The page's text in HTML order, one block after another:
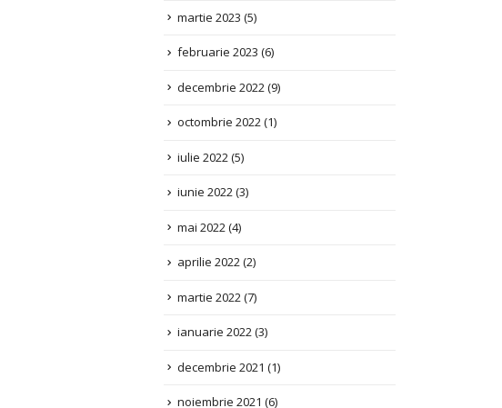
on the Rights...
februarie 2023
decembrie 2022(9)
octombrie 2022(1)
iulie 2022(5)
iunie 2022(3)
mai 2022(4)
aprilie 2022(2)
martie 2022 (7)
ianuarie 2022(3)
decembrie 2021(1)
noiembrie 2021(6)
octombrie 2021 (1)